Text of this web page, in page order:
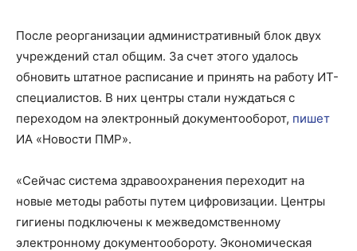
После реорганизации административный блок двух
учреждений стал общим. За счет этого удалось
обновить штатное расписание и принять на работу ИТ-
специалистов. В них центры стали нуждаться с
переходом на электронный документооборот, пишет
ИА «Новости ПМР».
«Сейчас система здравоохранения переходит на
новые методы работы путем цифровизации. Центры
гигиены подключены к межведомственному
электронному документообороту. Экономическая